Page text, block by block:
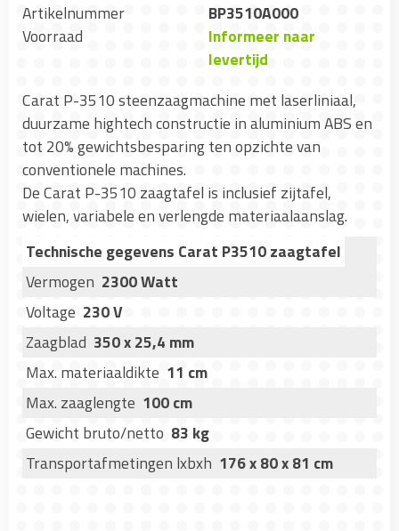
Artikelnummer
BP3510A000
Voorraad
Informeer naar
levertijd
Carat P-3510 steenzaagmachine met laserliniaal,
duurzame hightech constructie in aluminium ABS en
tot 20% gewichtsbesparing ten opzichte van
conventionele machines.
De Carat P-3510 zaagtafel is inclusief zijtafel,
wielen, variabele en verlengde materiaalaanslag.
Technische gegevens Carat P3510 zaagtafel
Vermogen 2300 Watt
Voltage 230 V
Zaagblad 350 x 25,4 mm
Max. materiaaldikte 11 cm
Max. zaaglengte 100 cm
Gewicht bruto/netto 83 kg
Transportafmetingen lxbxh 176 x 80 x 81 cm